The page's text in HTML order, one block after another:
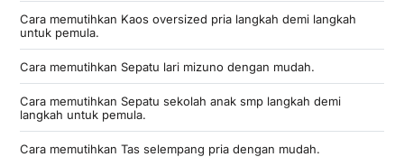
Cara memutihkan Kaos oversized pria langkah demi langkah
untuk pemula.
Cara memutihkan Sepatu lari mizuno dengan mudah.
Cara memutihkan Sepatu sekolah anak smp langkah demi
langkah untuk pemula.
Cara memutihkan Tas selempang pria dengan mudah.